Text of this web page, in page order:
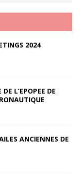
2024
L’EPOPEE DE
ANCIENNES DE